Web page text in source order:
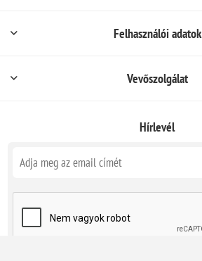
Felhasználói adatok
Vevőszolgálat
Hírlevél